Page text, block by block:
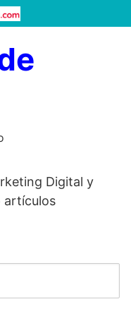
Digital y
artículos